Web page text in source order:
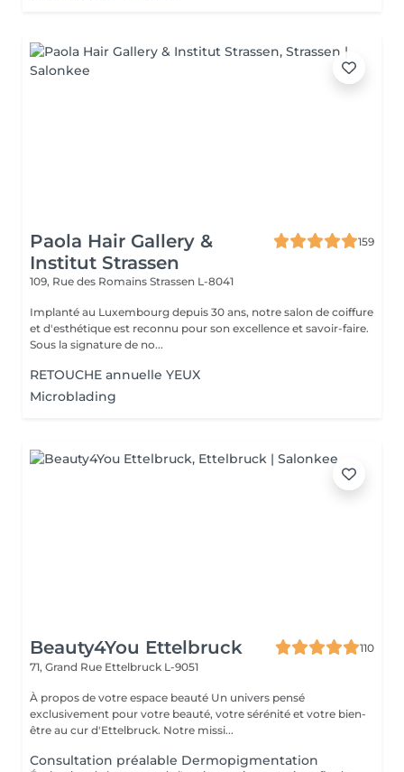
Paola Hair Gallery &
Institut Strassen
159
109, Rue des Romains Strassen L-8041
Implanté au Luxembourg depuis 30 ans, notre salon de coiffure
et d'esthétique est reconnu pour son excellence et savoir-faire.
Sous la signature de no...
RETOUCHE annuelle YEUX
Microblading
Beauty4You Ettelbruck
110
71, Grand Rue Ettelbruck L-9051
À propos de votre espace beauté Un univers pensé
exclusivement pour votre beauté, votre sérénité et votre bien-
être au cur d'Ettelbruck. Notre missi...
Consultation préalable Dermopigmentation